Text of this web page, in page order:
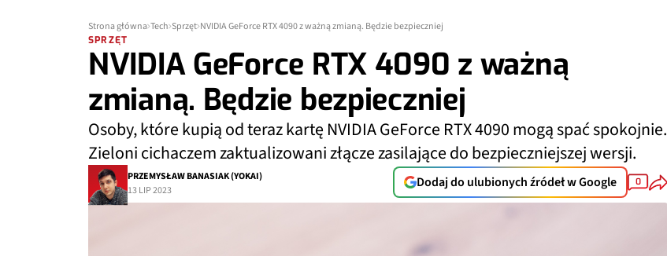
Strona główna Tech Sprzęt NVIDIA GeForce RTX 4090 z ważną zmianą. Będzie bezpieczniej
SPRZĘT
NVIDIA GeForce RTX 4090 z ważną
zmianą. Będzie bezpieczniej
Osoby, które kupią od teraz kartę NVIDIA GeForce RTX 4090 mogą spać spokojnie.
Zieloni cichaczem zaktualizowani złącze zasilające do bezpieczniejszej wersji.
PRZEMYSŁAW BANASIAK (YOKAI)
13 LIP 2023
Dodaj do ulubionych źródeł w Google 0